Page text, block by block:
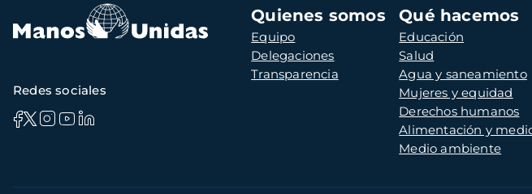
Navegación
principal
Quienes somos
Equipo
Delegaciones
Transparencia
Qué hacemos
Educación
Salud
Agua y saneamiento
Mujeres y equidad
Derechos humanos
Alimentación y
Medio ambiente
Redes sociales